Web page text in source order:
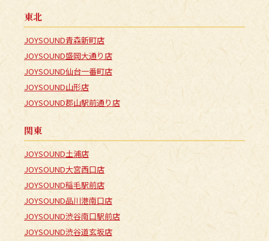
東北
JOYSOUND青森新町店
JOYSOUND盛岡大通り店
JOYSOUND仙台一番町店
JOYSOUND山形店
JOYSOUND郡山駅前通り店
関東
JOYSOUND土浦店
JOYSOUND大宮西口店
JOYSOUND稲毛駅前店
JOYSOUND品川港南口店
JOYSOUND渋谷南口駅前店
JOYSOUND渋谷道玄坂店